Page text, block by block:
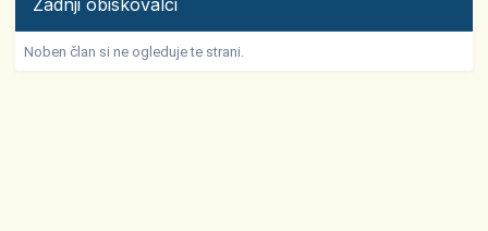
Zadnji obiskovalci
Noben član si ne ogleduje te strani.